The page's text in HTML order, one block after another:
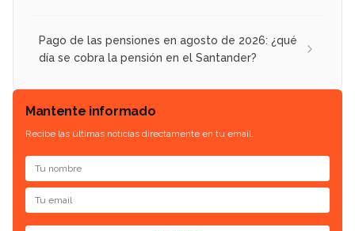
Pago de las pensiones en agosto de 2026: ¿qué
día se cobra la pensión en el Santander?
Mantente informado
Recibe las últimas noticias directamente en tu email.